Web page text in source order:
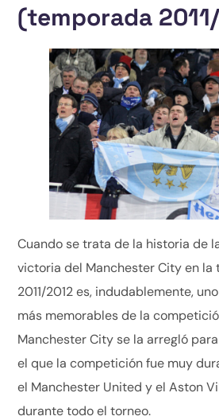
(temporada
Cuando se trata de la historia de
victoria del Manchester City en la
2011/2012 es, indudablemente,
más memorables de la
Manchester City se la arregló
el que la competición fue muy
el Manchester United y el Aston
durante todo el torneo.